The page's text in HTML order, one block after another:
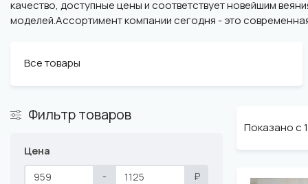
качество, доступные цены и соответствует новейшим
моделей.Ассортимент компании сегодня - это
Все товары
Фильтр товаров
Цена
-
₽
Показано с